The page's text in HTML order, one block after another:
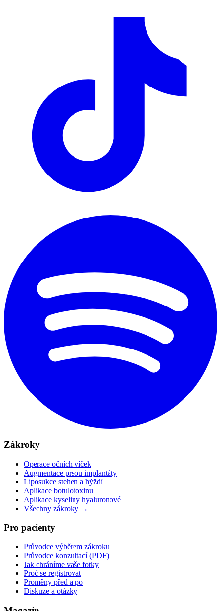
Zákroky
Operace očních víček
Augmentace prsou implantáty
Liposukce stehen a hýždí
Aplikace botulotoxinu
Aplikace kyseliny hyaluronové
Všechny zákroky →
Pro pacienty
Průvodce výběrem zákroku
Průvodce konzultací (PDF)
Jak chráníme vaše fotky
Proč se registrovat
Proměny před a po
Diskuze a otázky